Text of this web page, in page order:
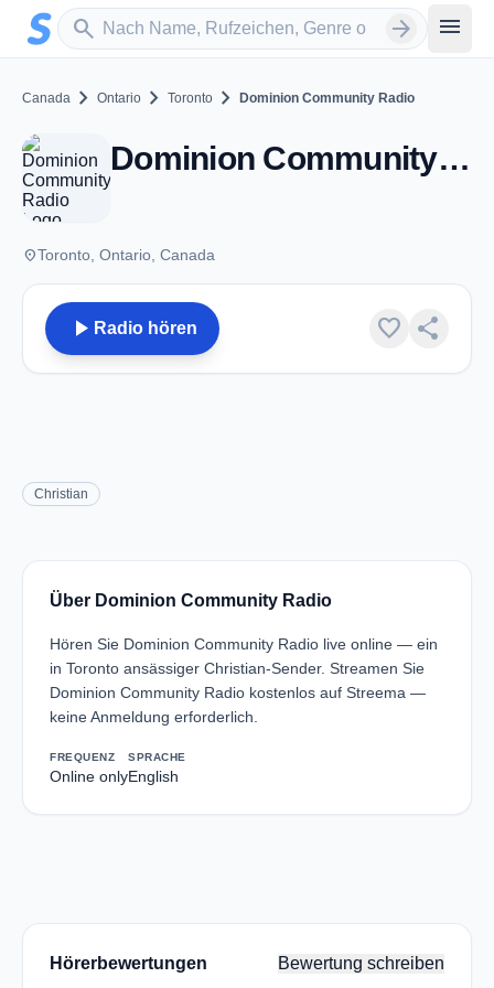
Zum Hauptinhalt springen
search
Sender suchen arrow_forward menu
Canada chevron_right Ontario chevron_right Toronto chevron_right Dominion Community Radio
Dominion Community Radio - Toronto, ON
placeToronto, Ontario, Canada
play_arrow Radio hören favorite share
Christian
Über Dominion Community Radio
Hören Sie Dominion Community Radio live online — ein
in Toronto ansässiger Christian-Sender. Streamen Sie
Dominion Community Radio kostenlos auf Streema —
keine Anmeldung erforderlich.
FREQUENZ
Online only
SPRACHE
English
Hörerbewertungen Bewertung schreiben